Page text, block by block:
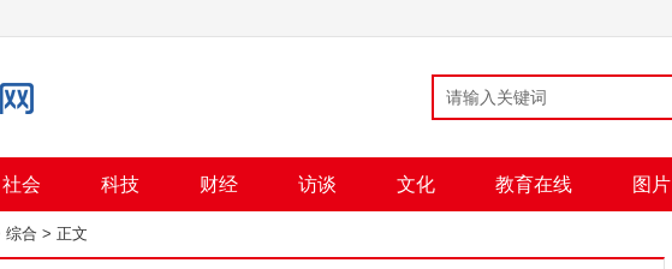
社会 科技 财经 访谈 文化 教育在线 图片
综合 > 正文